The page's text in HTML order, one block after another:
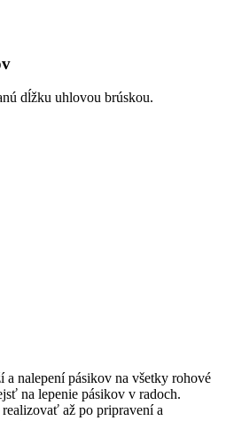
dĺžku uhlovou brúskou.
a nalepení pásikov na všetky rohové
na lepenie pásikov v radoch.
až po pripravení a